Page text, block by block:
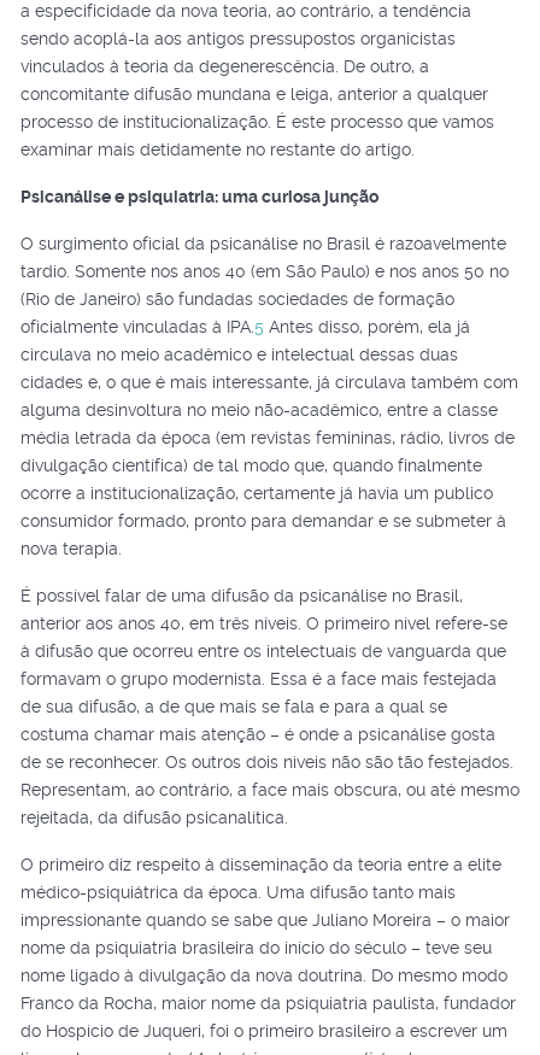
a especificidade da nova teoria, ao contrário, a tendência
sendo acoplá-la aos antigos pressupostos organicistas
vinculados à teoria da degenerescência. De outro, a
concomitante difusão mundana e leiga, anterior a qualquer
processo de institucionalização. É este processo que vamos
examinar mais detidamente no restante do artigo.
Psicanálise e psiquiatria: uma curiosa junção
O surgimento oficial da psicanálise no Brasil é razoavelmente
tardio. Somente nos anos 40 (em São Paulo) e nos anos 50 no
(Rio de Janeiro) são fundadas sociedades de formação
oficialmente vinculadas à IPA. 5 Antes disso, porém, ela já
circulava no meio acadêmico e intelectual dessas duas
cidades e, o que é mais interessante, já circulava também com
alguma desinvoltura no meio não-acadêmico, entre a classe
média letrada da época (em revistas femininas, rádio, livros de
divulgação científica) de tal modo que, quando finalmente
ocorre a institucionalização, certamente já havia um publico
consumidor formado, pronto para demandar e se submeter à
nova terapia.
É possível falar de uma difusão da psicanálise no Brasil,
anterior aos anos 40, em três níveis. O primeiro nível refere-se
à difusão que ocorreu entre os intelectuais de vanguarda que
formavam o grupo modernista. Essa é a face mais festejada
de sua difusão, a de que mais se fala e para a qual se
costuma chamar mais atenção – é onde a psicanálise gosta
de se reconhecer. Os outros dois níveis não são tão festejados.
Representam, ao contrário, a face mais obscura, ou até mesmo
rejeitada, da difusão psicanalítica.
O primeiro diz respeito à disseminação da teoria entre a elite
médico-psiquiátrica da época. Uma difusão tanto mais
impressionante quando se sabe que Juliano Moreira – o maior
nome da psiquiatria brasileira do início do século – teve seu
nome ligado à divulgação da nova doutrina. Do mesmo modo
Franco da Rocha, maior nome da psiquiatria paulista, fundador
do Hospício de Juqueri, foi o primeiro brasileiro a escrever um